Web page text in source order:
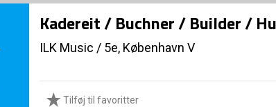
Kadereit / Buchner / Builder /
ILK Music / 5e, København V
Tilføj til favoritter